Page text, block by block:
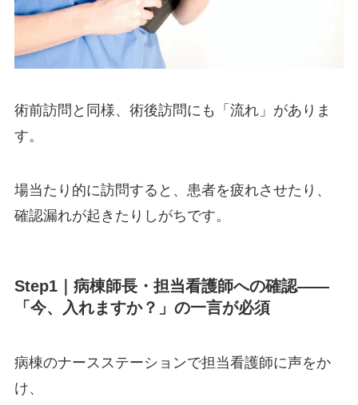
術前訪問と同様、術後訪問にも「流れ」がありま
す。
場当たり的に訪問すると、患者を疲れさせたり、
確認漏れが起きたりしがちです。
Step1｜病棟師長・担当看護師への確認——
「今、入れますか？」の一言が必須
病棟のナースステーションで担当看護師に声をか
け、